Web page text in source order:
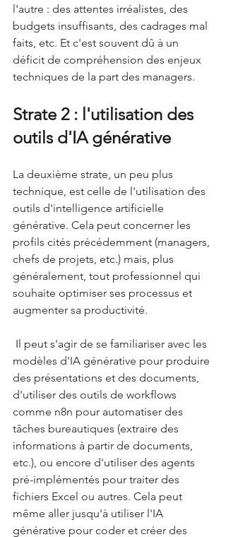
l'autre : des attentes irréalistes, des
budgets insuffisants, des cadrages mal
faits, etc. Et c'est souvent dû à un
déficit de compréhension des enjeux
techniques de la part des managers.
Strate 2 : l'utilisation des
outils d'IA générative
La deuxième strate, un peu plus
technique, est celle de l'utilisation des
outils d'intelligence artificielle
générative. Cela peut concerner les
profils cités précédemment (managers,
chefs de projets, etc.) mais, plus
généralement, tout professionnel qui
souhaite optimiser ses processus et
augmenter sa productivité.
modèles d'IA générative pour produire
des présentations et des documents,
d'utiliser des outils de workflows
comme n8n pour automatiser des
tâches bureautiques (extraire des
informations à partir de documents,
etc.), ou encore d'utiliser des agents
pré-implémentés pour traiter des
fichiers Excel ou autres. Cela peut
même aller jusqu'à utiliser l'IA
générative pour coder et créer des